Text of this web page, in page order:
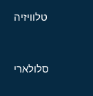
טלוויזיה
סלולארי